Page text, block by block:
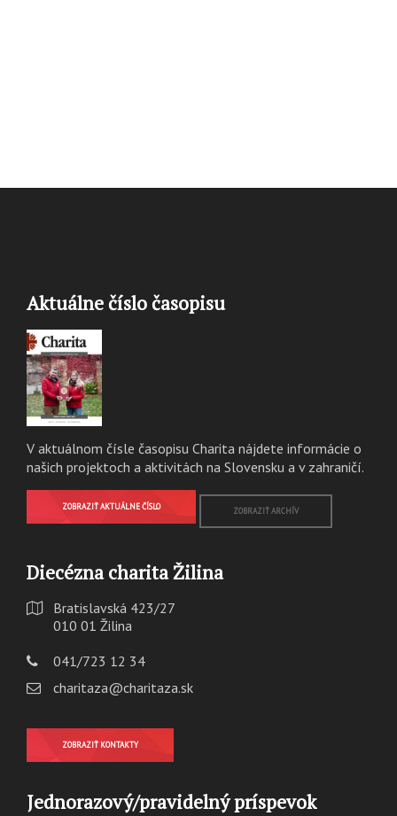
Aktuálne číslo časopisu
V aktuálnom čísle časopisu Charita nájdete informácie o
našich projektoch a aktivitách na Slovensku a v zahraničí.
ZOBRAZIŤ AKTUÁLNE ČÍSLO ZOBRAZIŤ ARCHÍV
Diecézna charita Žilina
Bratislavská 423/27
010 01 Žilina
041/723 12 34
charitaza@charitaza.sk
ZOBRAZIŤ KONTAKTY
Jednorazový/pravidelný príspevok